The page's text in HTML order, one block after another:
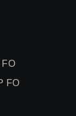
FO